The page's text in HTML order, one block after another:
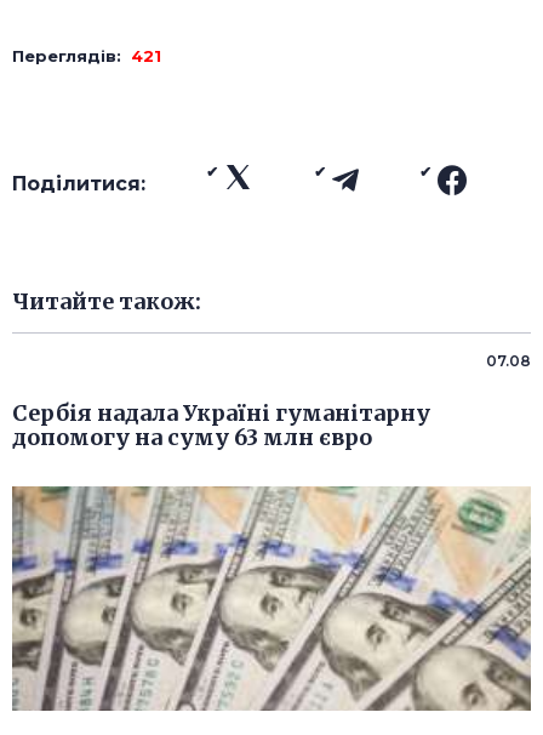
Переглядів: 421
Поділитися:
Читайте також:
07.08
Сербія надала Україні гуманітарну
допомогу на суму 63 млн євро